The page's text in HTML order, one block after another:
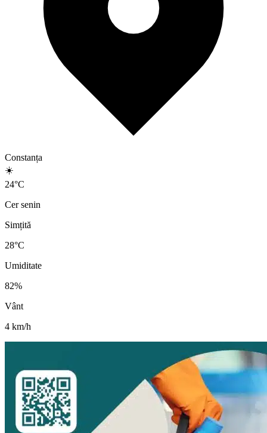
Constanța
☀️
24°C
Cer senin
Simțită
28°C
Umiditate
82%
Vânt
4 km/h